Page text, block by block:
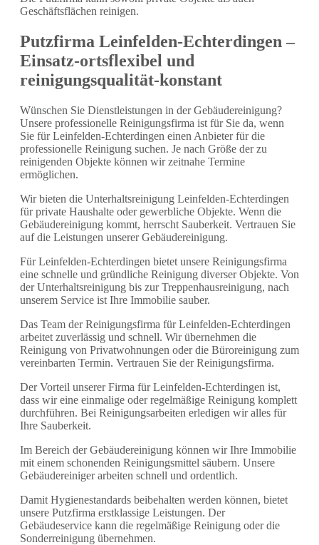
Geschäftsflächen reinigen.
Putzfirma Leinfelden-Echterdingen –
Einsatz-ortsflexibel und
reinigungsqualität-konstant
Wünschen Sie Dienstleistungen in der Gebäudereinigung?
Unsere professionelle Reinigungsfirma ist für Sie da, wenn
Sie für Leinfelden-Echterdingen einen Anbieter für die
professionelle Reinigung suchen. Je nach Größe der zu
reinigenden Objekte können wir zeitnahe Termine
ermöglichen.
Wir bieten die Unterhaltsreinigung Leinfelden-Echterdingen
für private Haushalte oder gewerbliche Objekte. Wenn die
Gebäudereinigung kommt, herrscht Sauberkeit. Vertrauen Sie
auf die Leistungen unserer Gebäudereinigung.
Für Leinfelden-Echterdingen bietet unsere Reinigungsfirma
eine schnelle und gründliche Reinigung diverser Objekte. Von
der Unterhaltsreinigung bis zur Treppenhausreinigung, nach
unserem Service ist Ihre Immobilie sauber.
Das Team der Reinigungsfirma für Leinfelden-Echterdingen
arbeitet zuverlässig und schnell. Wir übernehmen die
Reinigung von Privatwohnungen oder die Büroreinigung zum
vereinbarten Termin. Vertrauen Sie der Reinigungsfirma.
Der Vorteil unserer Firma für Leinfelden-Echterdingen ist,
dass wir eine einmalige oder regelmäßige Reinigung komplett
durchführen. Bei Reinigungsarbeiten erledigen wir alles für
Ihre Sauberkeit.
Im Bereich der Gebäudereinigung können wir Ihre Immobilie
mit einem schonenden Reinigungsmittel säubern. Unsere
Gebäudereiniger arbeiten schnell und ordentlich.
Damit Hygienestandards beibehalten werden können, bietet
unsere Putzfirma erstklassige Leistungen. Der
Gebäudeservice kann die regelmäßige Reinigung oder die
Sonderreinigung übernehmen.